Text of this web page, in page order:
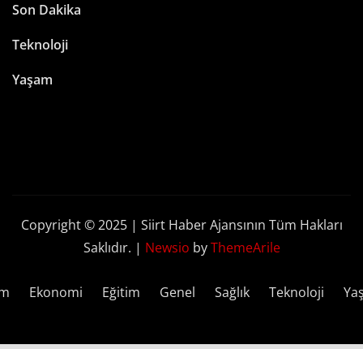
Son Dakika
Teknoloji
Yaşam
Copyright © 2025 | Siirt Haber Ajansının Tüm Hakları
Saklıdır. | Newsio byThemeArile
Ekonomi Eğitim Genel Sağlık Teknoloji